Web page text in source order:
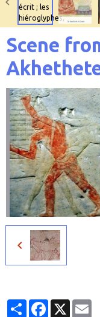
Scene
PartagerFacebook
X